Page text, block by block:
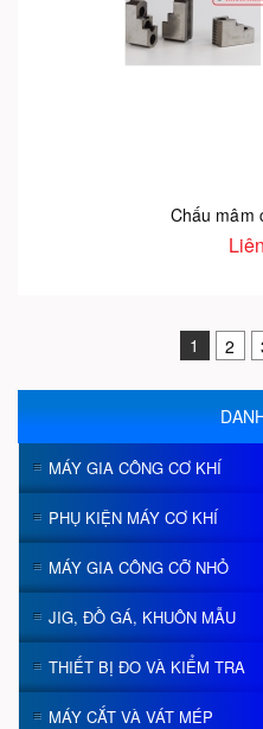
Chấu mâm
1 2
MÁY GIA CÔNG CƠ KHÍ
PHỤ KIỆN MÁY CƠ KHÍ
MÁY GIA CÔNG CỠ NHỎ
JIG, ĐỒ GÁ, KHUÔN MẪU
THIẾT BỊ ĐO VÀ KIỂM TRA
MÁY CẮT VÀ VÁT MÉP